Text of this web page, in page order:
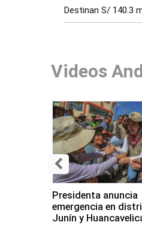
Destinan S/ 140.3
Videos
Presidenta anuncia
emergencia en
Junín y